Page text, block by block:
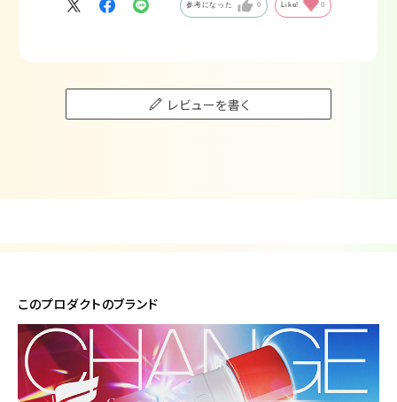
ですがいつもクレイにオーバードライブを少し混ぜて使ってい
参考になった 0 Like! 0
レビューを書く
このプロダクトのブランド